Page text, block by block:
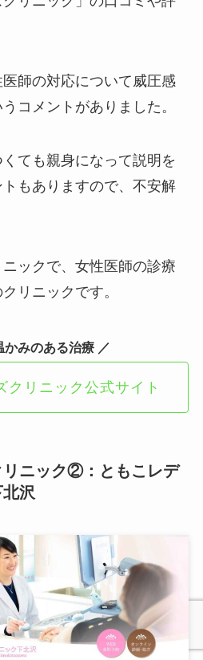
師の対応について威圧感
コメントがありました。
ても親身になって説明を
もありますので、不安解
ックで、女性医師の診療
リニックです。
かみのある治療 ／
クリニック公式サイト
リニック②：ともこレデ
沢